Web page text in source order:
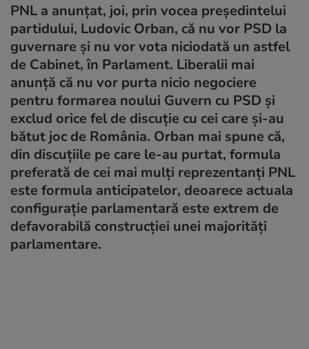
PNL a anunțat, joi, prin vocea președintelui
partidului, Ludovic Orban, că nu vor PSD la
guvernare și nu vor vota niciodată un astfel
de Cabinet, în Parlament. Liberalii mai
anunță că nu vor purta nicio negociere
pentru formarea noului Guvern cu PSD și
exclud orice fel de discuţie cu cei care şi-au
bătut joc de România. Orban mai spune că,
din discuţiile pe care le-au purtat, formula
preferată de cei mai mulți reprezentanți PNL
este formula anticipatelor, deoarece actuala
configuraţie parlamentară este extrem de
defavorabilă construcţiei unei majorităţi
parlamentare.